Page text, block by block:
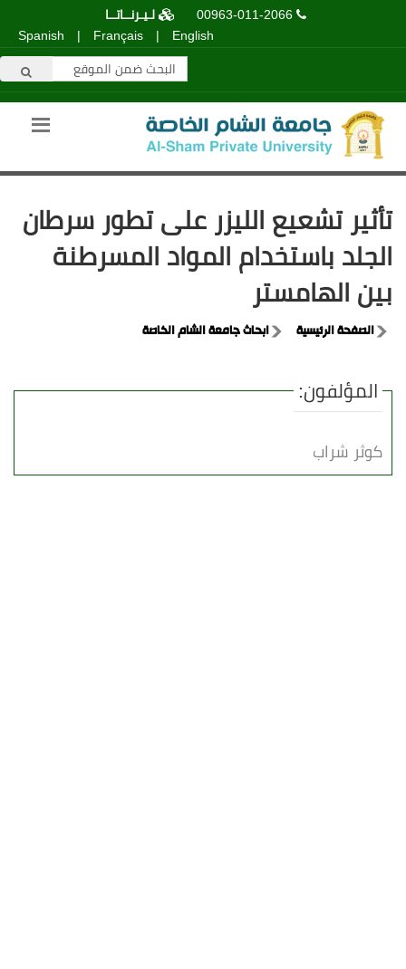
00963-011-2066
لـيـرنــاتــا
English
|
Français
|
Spanish
تأثير تشعيع الليزر على تطور سرطان
الجلد باستخدام المواد المسرطنة
بين الهامستر
الصفحة الرئيسية ابحاث جامعة الشام الخاصة
المؤلفون:
كوثر شراب